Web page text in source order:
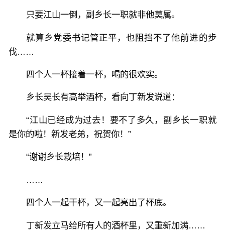
只要江山一倒，副乡长一职就非他莫属。
就算乡党委书记管正平，也阻挡不了他前进的步
伐……
四个人一杯接着一杯，喝的很欢实。
乡长吴长有高举酒杯，看向丁新发说道：
“江山已经成为过去！要不了多久，副乡长一职就
是你的啦！新发老弟，祝贺你！”
“谢谢乡长栽培！”
……
四个人一起干杯，又一起亮出了杯底。
丁新发立马给所有人的酒杯里，又重新加满……